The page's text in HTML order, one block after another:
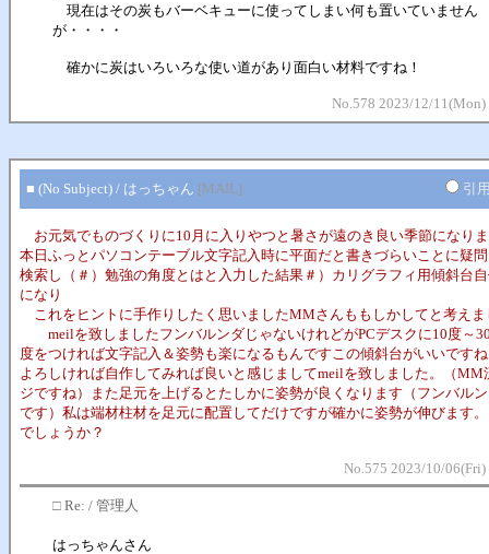
現在はその炭もバーベキューに使ってしまい何も置いていません
が・・・・
確かに炭はいろいろな使い道があり面白い材料ですね！
No.578 2023/12/
■ (No Subject) / はっちゃん [MAIL] 引
お元気でものづくりに10月に入りやつと暑さが遠のき良い季節になり
本日ふっとパソコンテーブル文字記入時に平面だと書きづらいことに疑
検索し（＃）勉強の角度とはと入力した結果＃）カリグラフィ用傾斜台
になり
これをヒントに手作りしたく思いましたMMさんももしかしてと考えま
meilを致しましたフンバルンダじゃないけれどがPCデスクに10度～
度をつければ文字記入＆姿勢も楽になるもんですこの傾斜台がいいです
よろしければ自作してみれば良いと感じましてmeilを致しました。（MM
ジですね）また足元を上げるとたしかに姿勢が良くなります（フンバル
です）私は端材柱材を足元に配置してだけですが確かに姿勢が伸びます
でしょうか？
No.575 2023/10/
□ Re: / 管理人
はっちゃんさん